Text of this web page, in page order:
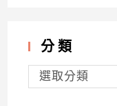
分類
分
類選取分類